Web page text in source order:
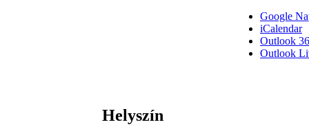
Google
iCalendar
Outlook
Outlook
Helyszín